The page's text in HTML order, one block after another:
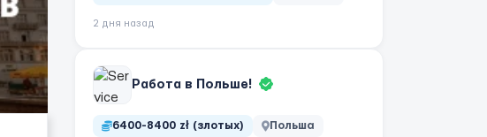
2 дня назад
Работа в Польше!
6400-8400 zł (злотых) Польша